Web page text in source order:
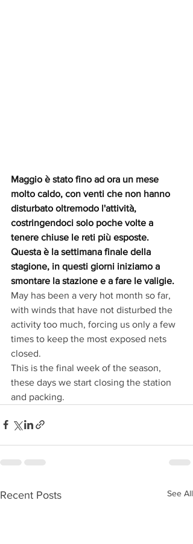
Maggio è stato fino ad ora un mese
molto caldo, con venti che non hanno
disturbato oltremodo l'attività,
costringendoci solo poche volte a
tenere chiuse le reti più esposte.
Questa è la settimana finale della
stagione, in questi giorni iniziamo a
smontare la stazione e a fare le valigie.
May has been a very hot month so far,
with winds that have not disturbed the
activity too much, forcing us only a few
times to keep the most exposed nets
closed.
This is the final week of the season,
these days we start closing the station
and packing.
Recent Posts See All